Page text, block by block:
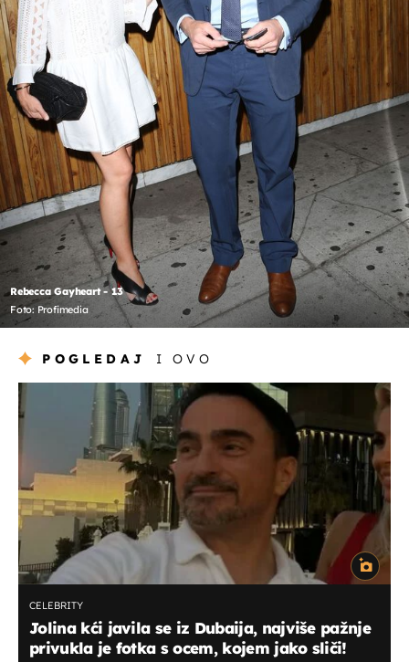
Rebecca Gayheart - 13
Foto: Profimedia
POGLEDAJ I OVO
CELEBRITY
Jolina kći javila se iz Dubaija, najviše pažnje
privukla je fotka s ocem, kojem jako sliči!